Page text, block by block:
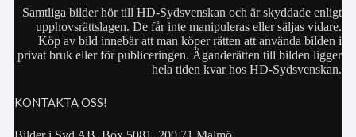
Samtliga bilder hör till HD-Sydsvenskan och är skyddade enligt
upphovsrättslagen. De får inte manipuleras eller säljas vidare.
Köp av bild innebär att man köper rätten att använda bilden i
privat bruk eller för publiceringen. Äganderätten till bilden ligger
hela tiden kvar hos HD-Sydsvenskan.
KONTAKTA OSS!